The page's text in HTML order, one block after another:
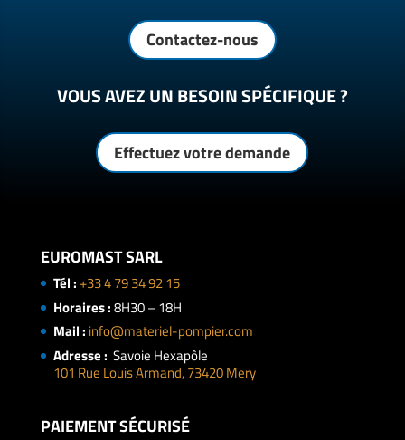
Contactez-nous
VOUS AVEZ UN BESOIN SPÉCIFIQUE ?
Effectuez votre demande
EUROMAST SARL
Tél :+33 4 79 34 92 15
Horaires :8H30 – 18H
Mail : info@materiel-pompier.com
Adresse : Savoie Hexapôle
101 Rue Louis Armand, 73420 Mery
PAIEMENT SÉCURISÉ